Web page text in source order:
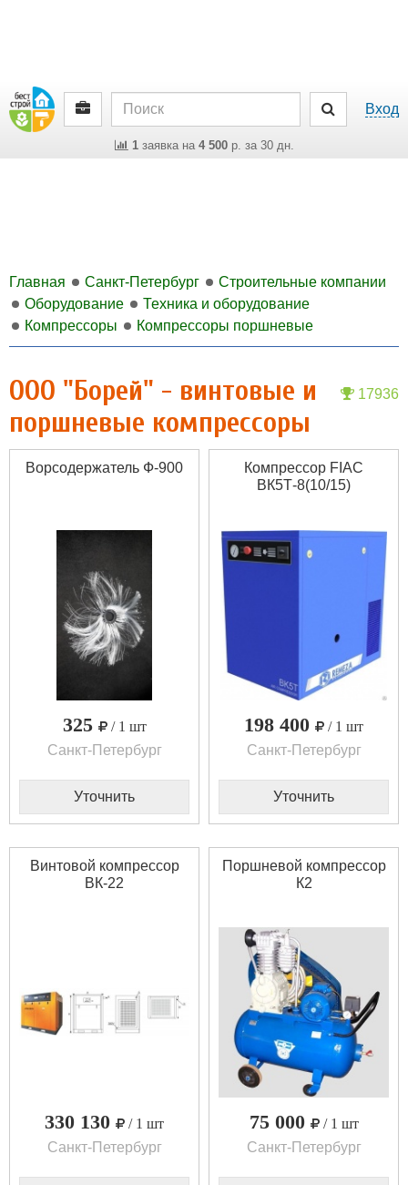
Вход
1заявка на 4 500р. за 30 дн.
Главная Санкт-Петербург
Строительные компании
Оборудование
Техника и оборудование
Компрессоры
Компрессоры поршневые
17936
ООО "Борей" - винтовые и
поршневые компрессоры
Ворсодержатель Ф-900
325
/ 1 шт
Санкт-Петербург
Уточнить
Компрессор FIAC
ВК5Т-8(10/15)
198 400
/ 1 шт
Санкт-Петербург
Уточнить
Винтовой компрессор
ВК-22
330 130
/ 1 шт
Санкт-Петербург
Поршневой компрессор
К2
75 000
/ 1 шт
Санкт-Петербург